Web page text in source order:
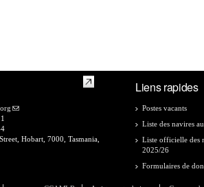
Hobart, 7000, Tasmania,
Liens rapides
Postes vacants
Liste des navires
Liste officielle des
2025/26
Formulaires de